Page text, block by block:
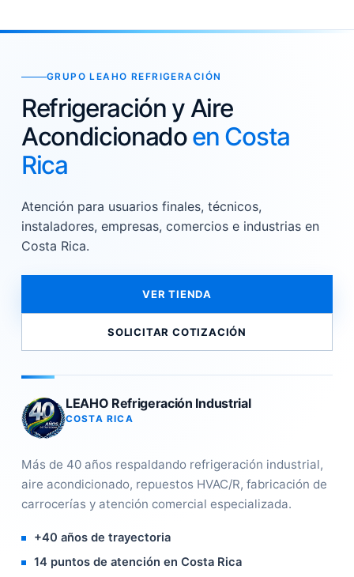
GRUPO LEAHO REFRIGERACIÓN
Refrigeración y Aire
Acondicionadoen Costa
Rica
Atención para usuarios finales, técnicos,
instaladores, empresas, comercios e industrias en
Costa Rica.
VER TIENDA
SOLICITAR COTIZACIÓN
LEAHO Refrigeración Industrial
COSTA RICA
Más de 40 años respaldando refrigeración industrial,
aire acondicionado, repuestos HVAC/R, fabricación de
carrocerías y atención comercial especializada.
+40 años de trayectoria
14 puntos de atención en Costa Rica